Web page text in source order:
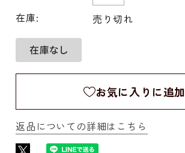
在庫:
売り切れ
お気に入りに追加
返品についての詳細はこちら